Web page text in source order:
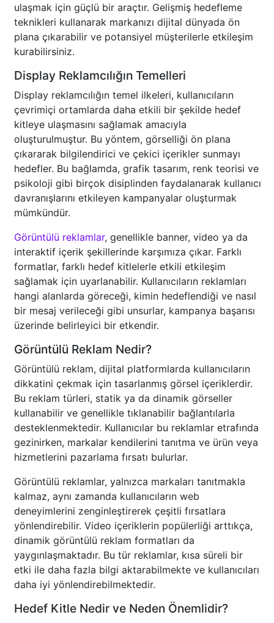
ulaşmak için güçlü bir araçtır. Gelişmiş hedefleme
teknikleri kullanarak markanızı dijital dünyada ön
plana çıkarabilir ve potansiyel müşterilerle etkileşim
kurabilirsiniz.
Display Reklamcılığın Temelleri
Display reklamcılığın temel ilkeleri, kullanıcıların
çevrimiçi ortamlarda daha etkili bir şekilde hedef
kitleye ulaşmasını sağlamak amacıyla
oluşturulmuştur. Bu yöntem, görselliği ön plana
çıkararak bilgilendirici ve çekici içerikler sunmayı
hedefler. Bu bağlamda, grafik tasarım, renk teorisi ve
psikoloji gibi birçok disiplinden faydalanarak kullanıcı
davranışlarını etkileyen kampanyalar oluşturmak
mümkündür.
Görüntülü reklamlar, genellikle banner, video ya da
interaktif içerik şekillerinde karşımıza çıkar. Farklı
formatlar, farklı hedef kitlelerle etkili etkileşim
sağlamak için uyarlanabilir. Kullanıcıların reklamları
hangi alanlarda göreceği, kimin hedeflendiği ve nasıl
bir mesaj verileceği gibi unsurlar, kampanya başarısı
üzerinde belirleyici bir etkendir.
Görüntülü Reklam Nedir?
Görüntülü reklam, dijital platformlarda kullanıcıların
dikkatini çekmak için tasarlanmış görsel içeriklerdir.
Bu reklam türleri, statik ya da dinamik görseller
kullanabilir ve genellikle tıklanabilir bağlantılarla
desteklenmektedir. Kullanıcılar bu reklamlar etrafında
gezinirken, markalar kendilerini tanıtma ve ürün veya
hizmetlerini pazarlama fırsatı bulurlar.
Görüntülü reklamlar, yalnızca markaları tanıtmakla
kalmaz, aynı zamanda kullanıcıların web
deneyimlerini zenginleştirerek çeşitli fırsatlara
yönlendirebilir. Video içeriklerin popülerliği arttıkça,
dinamik görüntülü reklam formatları da
yaygınlaşmaktadır. Bu tür reklamlar, kısa süreli bir
etki ile daha fazla bilgi aktarabilmekte ve kullanıcıları
daha iyi yönlendirebilmektedir.
Hedef Kitle Nedir ve Neden Önemlidir?